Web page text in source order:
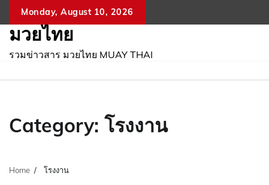
content
Monday, August 10, 2026
มวยไทย
รวมข่าวสาร มวยไทย MUAY THAI
Category: โรงงาน
Home โรงงาน